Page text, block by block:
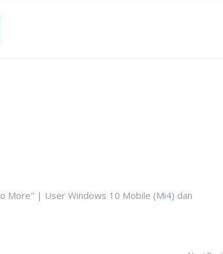
More" | User Windows 10 Mobile (Mi4) dan